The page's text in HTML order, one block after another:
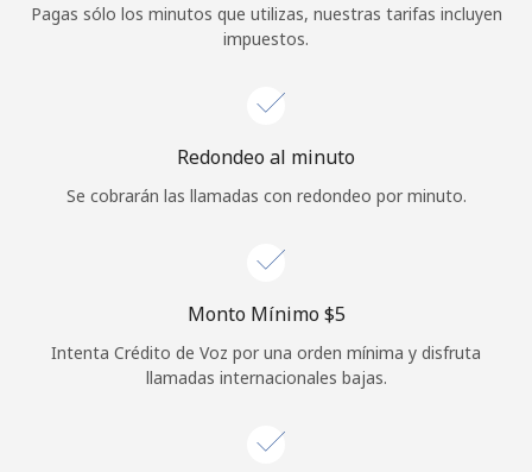
Iniciar Sesión
o
Continuar con
Pagas sólo los minutos que utilizas, nuestras tarifas incluyen
impuestos.
Redondeo al minuto
Se cobrarán las llamadas con redondeo por minuto.
Monto Mínimo ⁦$5⁩
Intenta Crédito de Voz por una orden mínima y disfruta
llamadas internacionales bajas.